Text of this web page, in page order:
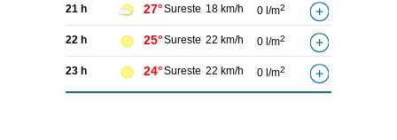
21 h 27°Sureste 18 km/h 0 l/m2
22 h 25°Sureste 22 km/h 0 l/m2
23 h 24°Sureste 22 km/h 0 l/m2